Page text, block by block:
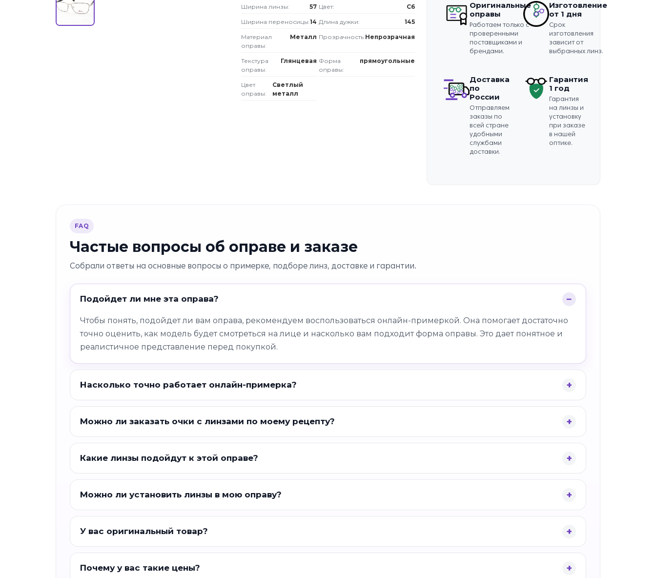
Ширина линзы: 57 Цвет: C6
Ширина переносицы:14 Длина дужки: 145
Материал
оправы:
Металл Прозрачность:Непрозрачная
Текстура
оправы:
Глянцевая Форма
оправы:
прямоугольные
Цвет
оправы:
Светлый
металл
Оригинальные
оправы
Работаем только с
проверенными
поставщиками и
брендами.
Изготовление
от 1 дня
Срок
изготовления
зависит от
выбранных линз.
Доставка
по
России
Отправляем
заказы по
всей стране
удобными
службами
доставки.
Гарантия
1 год
Гарантия
на линзы и
установку
при заказе
в нашей
оптике.
FAQ
Частые вопросы об оправе и заказе
Собрали ответы на основные вопросы о примерке, подборе линз, доставке и гарантии.
Подойдет ли мне эта оправа?
Чтобы понять, подойдет ли вам оправа, рекомендуем воспользоваться онлайн-примеркой. Она помогает достаточно
точно оценить, как модель будет смотреться на лице и насколько вам подходит форма оправы. Это дает понятное и
реалистичное представление перед покупкой.
Насколько точно работает онлайн-примерка?
Можно ли заказать очки с линзами по моему рецепту?
Какие линзы подойдут к этой оправе?
Можно ли установить линзы в мою оправу?
У вас оригинальный товар?
Почему у вас такие цены?